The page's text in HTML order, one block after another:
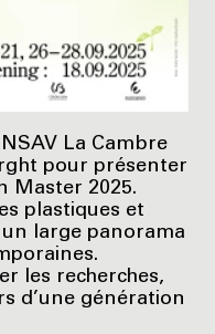
La Cambre
pour présenter
Master 2025.
plastiques et
large panorama
les recherches,
d’une génération